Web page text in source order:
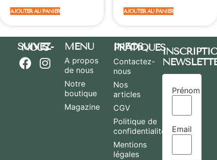
AJOUTER AU PANIER AJOUTER AU PANIER
SUIVEZ-NOUS MENU
A propos
de nous
Notre
boutique
Magazine
INFOS PRATIQUES
Contactez-
nous
Nos
articles
CGV
Politique de
confidentialité
Mentions
légales
Prénom
Email